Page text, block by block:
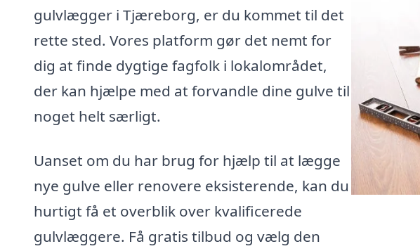
gulvlægger i Tjæreborg, er du kommet til det
rette sted. Vores platform gør det nemt for
dig at finde dygtige fagfolk i lokalområdet,
der kan hjælpe med at forvandle dine gulve til
noget helt særligt.
Uanset om du har brug for hjælp til at lægge
nye gulve eller renovere eksisterende, kan du
hurtigt få et overblik over kvalificerede
gulvlæggere. Få gratis tilbud og vælg den